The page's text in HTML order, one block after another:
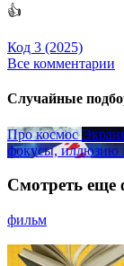
👍
Код 3 (2025)
Все комментарии
Случайные
Про космос
фокусы, иллюзию
Смотреть
фильм